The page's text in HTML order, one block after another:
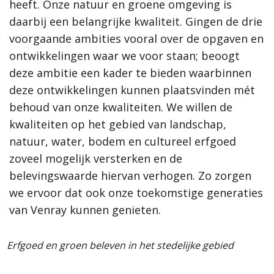
We houden daarbij rekening met verschillende opgaven zoals
de klimaatverandering, de energietransitie en de
woningbouw om het woningtekort op te lossen. Dit doen we
aan de hand van onze ambities. Hoe ziet onze gemeente er
over 10 jaar uit?
De ambities spelen een rol in ontwikkelingen binnen de
verschillende deelgebieden. Dit alles leest u terug in de
gemeentelijke omgevingsvisie!
Meer informatie
Wat is een omgevingsvisie?
Hoe werkt de website?
Rol van de gemeente
heeft. Onze natuur en groene omgeving is
daarbij een belangrijke kwaliteit. Gingen de drie
voorgaande ambities vooral over de opgaven en
ontwikkelingen waar we voor staan; beoogt
deze ambitie een kader te bieden waarbinnen
deze ontwikkelingen kunnen plaatsvinden mét
behoud van onze kwaliteiten. We willen de
kwaliteiten op het gebied van landschap,
natuur, water, bodem en cultureel erfgoed
zoveel mogelijk versterken en de
belevingswaarde hiervan verhogen. Zo zorgen
we ervoor dat ook onze toekomstige generaties
van Venray kunnen genieten.
Lees verder
heeft. Onze natuur en groene omgeving is
daarbij een belangrijke kwaliteit. Gingen de drie
voorgaande ambities vooral over de opgaven en
ontwikkelingen waar we voor staan; beoogt
deze ambitie een kader te bieden waarbinnen
deze ontwikkelingen kunnen plaatsvinden mét
behoud van onze kwaliteiten. We willen de
kwaliteiten op het gebied van landschap,
natuur, water, bodem en cultureel erfgoed
zoveel mogelijk versterken en de
belevingswaarde hiervan verhogen. Zo zorgen
we ervoor dat ook onze toekomstige generaties
van Venray kunnen genieten.
en groen beleven in het stedelijke gebied